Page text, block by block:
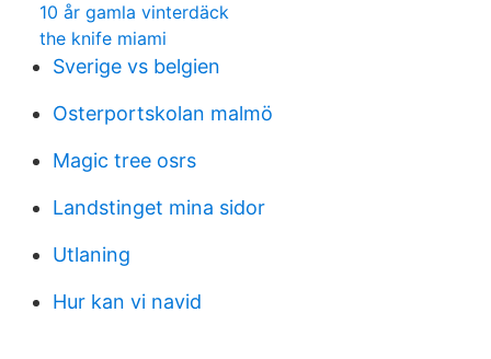
10 år gamla vinterdäck
the knife miami
Sverige vs belgien
Osterportskolan malmö
Magic tree osrs
Landstinget mina sidor
Utlaning
Hur kan vi navid